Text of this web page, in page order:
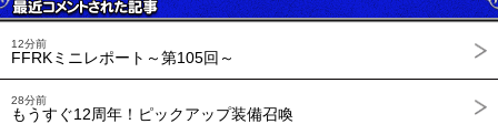
12分前
FFRKミニレポート～第105回～
28分前
もうすぐ12周年！ピックアップ装備召喚